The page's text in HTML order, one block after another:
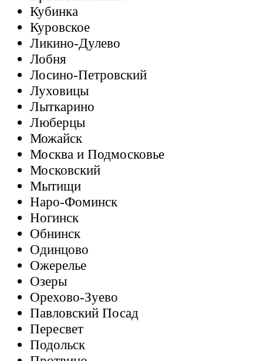
Кубинка
Куровское
Ликино-Дулево
Лобня
Лосино-Петровский
Луховицы
Лыткарино
Люберцы
Можайск
Москва и Подмосковье
Московский
Мытищи
Наро-Фоминск
Ногинск
Обнинск
Одинцово
Ожерелье
Озеры
Орехово-Зуево
Павловский Посад
Пересвет
Подольск